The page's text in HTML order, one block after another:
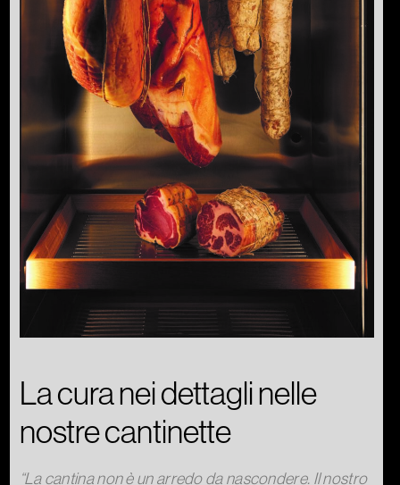
La cura nei dettagli nelle
nostre cantinette
“La cantina non è un arredo da nascondere. Il nostro